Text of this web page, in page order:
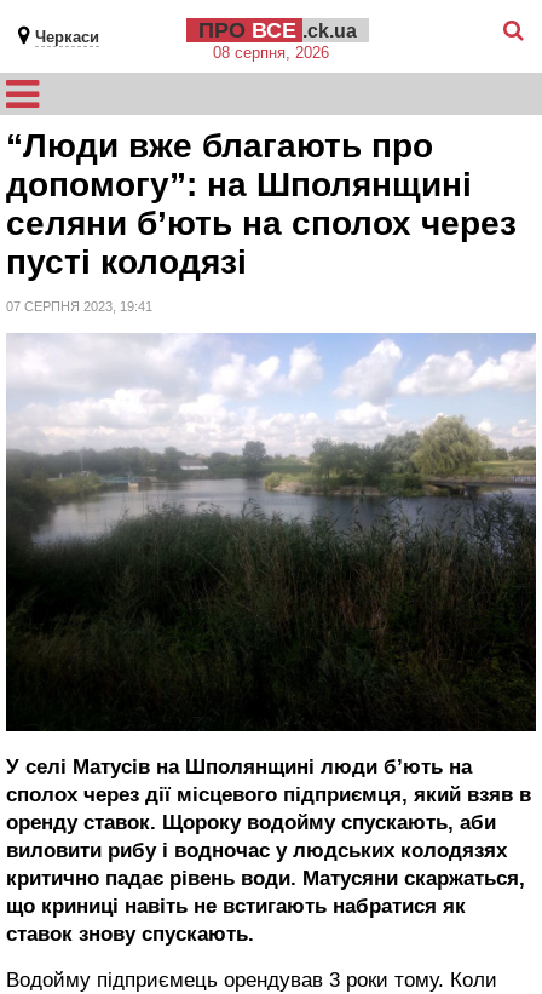
Черкаси ПРО ВСЕ .ck.ua
08 серпня, 2026
“Люди вже благають про
допомогу”: на Шполянщині
селяни б’ють на сполох через
пусті колодязі
07 СЕРПНЯ 2023, 19:41
У селі Матусів на Шполянщині люди б’ють на
сполох через дії місцевого підприємця, який взяв в
оренду ставок. Щороку водойму спускають, аби
виловити рибу і водночас у людських колодязях
критично падає рівень води. Матусяни скаржаться,
що криниці навіть не встигають набратися як
ставок знову спускають.
Водойму підприємець орендував 3 роки тому. Коли